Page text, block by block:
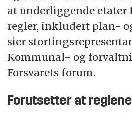
at underliggende etater
regler, inkludert plan-
sier
Kommunal- og
Forsvarets forum.
Forutsetter at